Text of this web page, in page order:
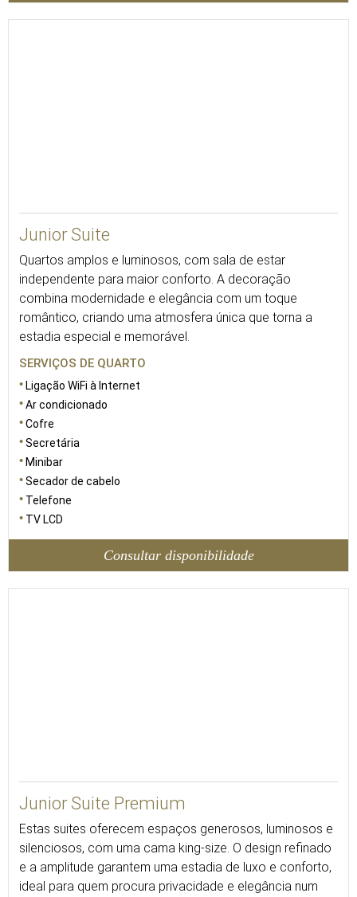
Junior Suite
Quartos amplos e luminosos, com sala de estar
independente para maior conforto. A decoração
combina modernidade e elegância com um toque
romântico, criando uma atmosfera única que torna a
estadia especial e memorável.
SERVIÇOS DE QUARTO
Ligação WiFi à Internet
Ar condicionado
Cofre
Secretária
Minibar
Secador de cabelo
Telefone
TV LCD
Consultar disponibilidade
Junior Suite Premium
Estas suites oferecem espaços generosos, luminosos e
silenciosos, com uma cama king-size. O design refinado
e a amplitude garantem uma estadia de luxo e conforto,
ideal para quem procura privacidade e elegância num